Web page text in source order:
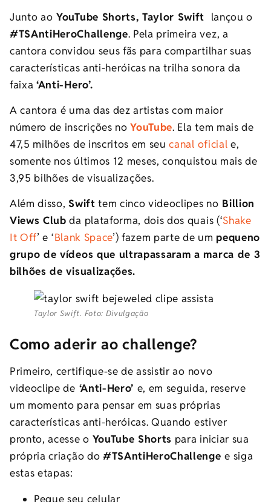
Junto ao YouTube Shorts, Taylor Swift lançou o
#TSAntiHeroChallenge. Pela primeira vez, a
cantora convidou seus fãs para compartilhar suas
características anti-heróicas na trilha sonora da
faixa‘Anti-Hero’.
A cantora é uma das dez artistas com maior
número de inscrições noYouTube. Ela tem mais de
47,5 milhões de inscritos em seu canal oficial e,
somente nos últimos 12 meses, conquistou mais de
3,95 bilhões de visualizações.
Além disso,Swift tem cinco videoclipes no Billion
Views Club da plataforma, dois dos quais (‘Shake
It Off’ e ‘Blank Space’) fazem parte de um pequeno
grupo de vídeos que ultrapassaram a marca de 3
bilhões de visualizações.
Taylor Swift. Foto: Divulgação
Como aderir ao challenge?
Primeiro, certifique-se de assistir ao novo
videoclipe de ‘Anti-Hero’ e, em seguida, reserve
um momento para pensar em suas próprias
características anti-heróicas. Quando estiver
pronto, acesse o YouTube Shorts para iniciar sua
própria criação do #TSAntiHeroChallengee siga
estas etapas:
Pegue seu celular